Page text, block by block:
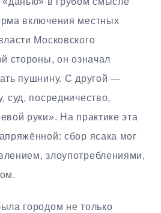
включения местных
Московского
стороны, он означал
пушнину. С другой —
суд, посредничество,
руки». На практике эта
сбор ясака мог
злоупотреблениями,
городом не только